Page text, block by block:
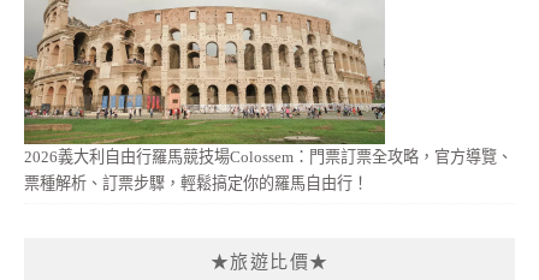
2026義大利自由行羅馬競技場Colossem：門票訂票全攻略，官方導覽、
票種解析、訂票步驟，輕鬆搞定你的羅馬自由行！
★旅遊比價★